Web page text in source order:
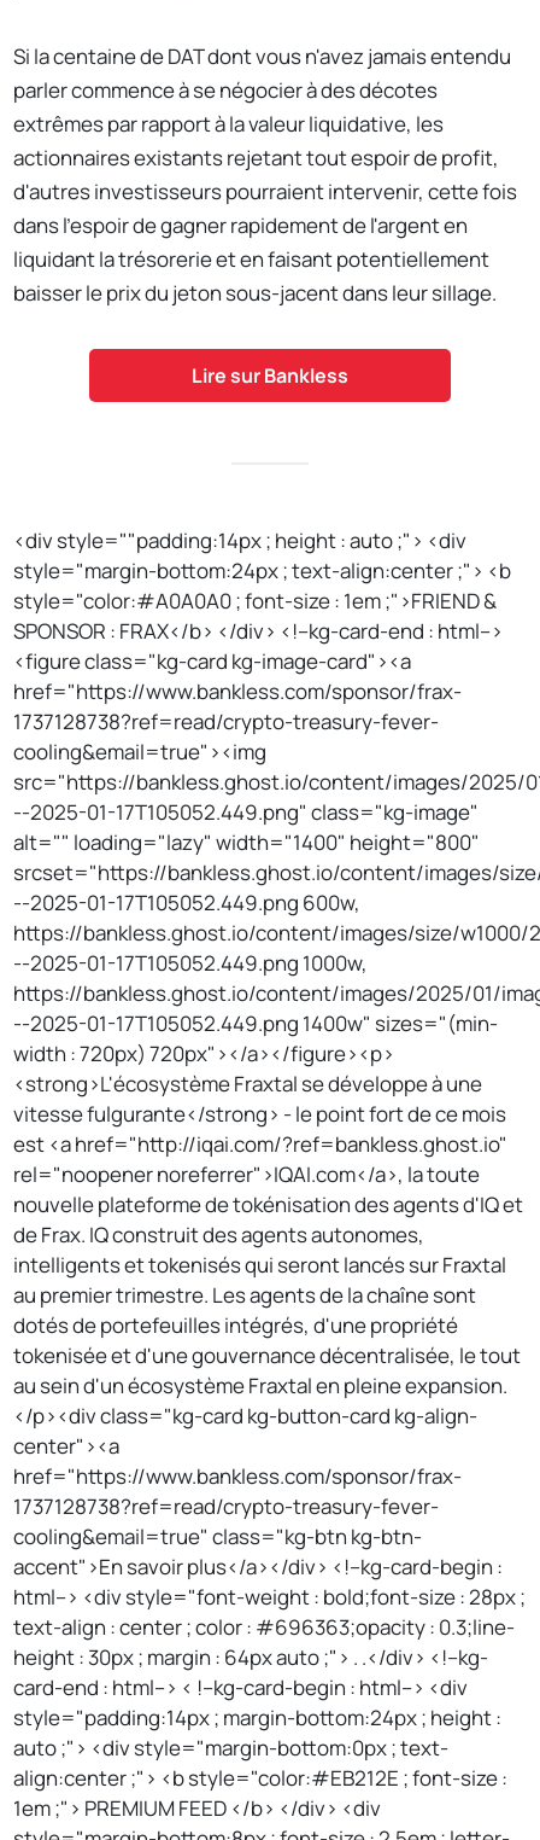
Si la centaine de DAT dont vous n'avez jamais entendu
parler commence à se négocier à des décotes
extrêmes par rapport à la valeur liquidative, les
actionnaires existants rejetant tout espoir de profit,
d'autres investisseurs pourraient intervenir, cette fois
dans l'espoir de gagner rapidement de l'argent en
liquidant la trésorerie et en faisant potentiellement
baisser le prix du jeton sous-jacent dans leur sillage.
Lire sur Bankless
<div style=""padding:14px ; height : auto ;"> <div
style="margin-bottom:24px ; text-align:center ;"> <b
style="color:#A0A0A0 ; font-size : 1em ;">FRIEND &
SPONSOR : FRAX</b> </div> <!--kg-card-end : html-->
<figure class="kg-card kg-image-card"><a
href="https://www.bankless.com/sponsor/frax-
1737128738?ref=read/crypto-treasury-fever-
cooling&email=true"><img
src="https://bankless.ghost.io/content/images/2025/
--2025-01-17T105052.449.png" class="kg-image"
alt="" loading="lazy" width="1400" height="800"
srcset="https://bankless.ghost.io/content/images/
--2025-01-17T105052.449.png 600w,
https://bankless.ghost.io/content/images/size/w1000/
--2025-01-17T105052.449.png 1000w,
https://bankless.ghost.io/content/images/2025/01/
--2025-01-17T105052.449.png 1400w" sizes="(min-
width : 720px) 720px"></a></figure><p>
<strong>L'écosystème Fraxtal se développe à une
vitesse fulgurante</strong> - le point fort de ce mois
est <a href="http://iqai.com/?ref=bankless.ghost.io"
rel="noopener noreferrer">IQAI.com</a>, la toute
nouvelle plateforme de tokénisation des agents d'IQ et
de Frax. IQ construit des agents autonomes,
intelligents et tokenisés qui seront lancés sur Fraxtal
au premier trimestre. Les agents de la chaîne sont
dotés de portefeuilles intégrés, d'une propriété
tokenisée et d'une gouvernance décentralisée, le tout
au sein d'un écosystème Fraxtal en pleine expansion.
</p><div class="kg-card kg-button-card kg-align-
center"><a
href="https://www.bankless.com/sponsor/frax-
1737128738?ref=read/crypto-treasury-fever-
cooling&email=true" class="kg-btn kg-btn-
accent">En savoir plus</a></div> <!--kg-card-begin :
html--> <div style="font-weight : bold;font-size : 28px ;
text-align : center ; color : #696363;opacity : 0.3;line-
height : 30px ; margin : 64px auto ;"> . .</div> <!--kg-
card-end : html--> < !--kg-card-begin : html--> <div
style="padding:14px ; margin-bottom:24px ; height :
auto ;"> <div style="margin-bottom:0px ; text-
align:center ;"> <b style="color:#EB212E ; font-size :
1em ;"> PREMIUM FEED </b> </div> <div